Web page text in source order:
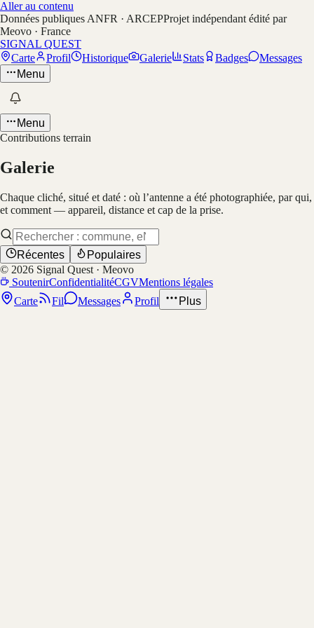
Aller au contenu
Données publiques ANFR · ARCEPProjet indépendant édité par
Meovo · France
SIGNAL QUEST
Carte
Profil Historique Galerie Stats Badges
Messages
Menu
Menu
Contributions terrain
Galerie
Chaque cliché, situé et daté : où l’antenne a été photographiée, par qui,
et comment — appareil, distance et cap de la prise.
Récentes
Populaires
© 2026 Signal Quest · Meovo
SoutenirConfidentialitéCGVMentions légales
Carte
Fil Messages Profil Plus